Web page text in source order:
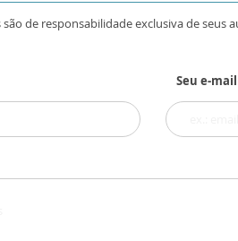
de responsabilidade exclusiva de seus
Seu e-mail